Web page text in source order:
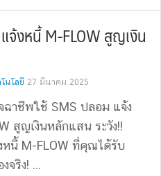
จ้งหนี้ M-FLOW สูญเงิน
นโลยี 27 มีนาคม 2025
ฉาชีพใช้ SMS ปลอม แจ้ง
สูญเงินหลักแสน ระวัง!!
หนี้ M-FLOW ที่คุณได้รับ
จริง! ...